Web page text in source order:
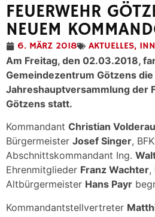
FEUERWEHR
NEUEM
6. MÄRZ 2018 AKTUELLES,
Am Freitag, den 02.03.2018,
Gemeindezentrum Götzens die
Jahreshauptversammlung der
Götzens statt.
Kommandant Christian
Bürgermeister Josef Singer,
Abschnittskommandant Ing.
Ehrenmitglieder Franz Wachter,
Altbürgermeister Hans Payr
Kommandantstellvertreter